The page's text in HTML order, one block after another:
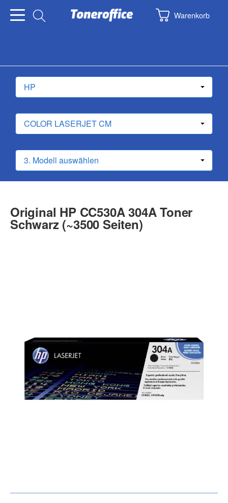
Warenkorb
Original HP CC530A 304A Toner
Schwarz (~3500 Seiten)